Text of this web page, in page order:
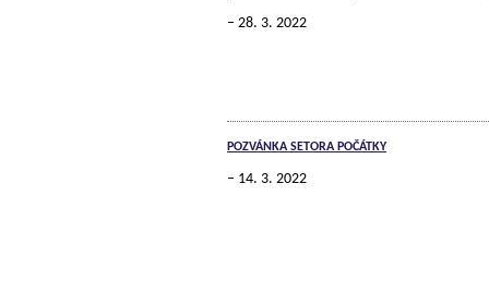
28. 3. 2022
POZVÁNKA SETORA POČÁTKY
14. 3. 2022